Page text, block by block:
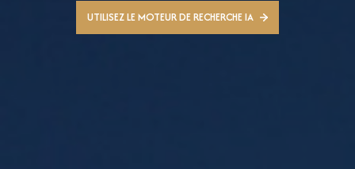
UTILISEZ LE MOTEUR DE RECHERCHE IA